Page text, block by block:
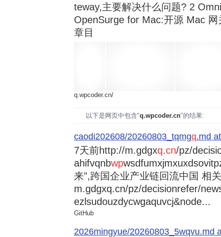
teway,主要解决什么问题? 2
OpenSurge for Mac:开源 Mac
章目
q.wpcoder.cn/
以下是网页中包含"q.wpcoder.cn"的结果:
caodi202608/20260803_tqmgq.md
7天前http://m.gdgxq.cn/pz/
ahifvqnbwp
来”,跨国企业产业链回流中国 相
m.gdgxq.cn/pz/decisionrefer/
ezlsudouzdycwgaquvcj&node...
GitHub
2026mingyue/20260803_5wqvu.md